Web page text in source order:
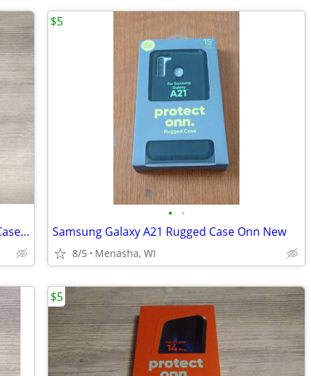
Samsung Galaxy Tab S6 Lite tablet Folio Case new
• •
Samsung Galaxy A21 Rugged Case Onn New
8/5 Menasha, WI
$5
$5